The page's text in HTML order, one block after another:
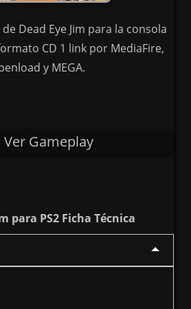
Dead Eye Jim para la consola
CD 1 link por MediaFire,
y MEGA.
Ver Gameplay
para PS2 Ficha Técnica